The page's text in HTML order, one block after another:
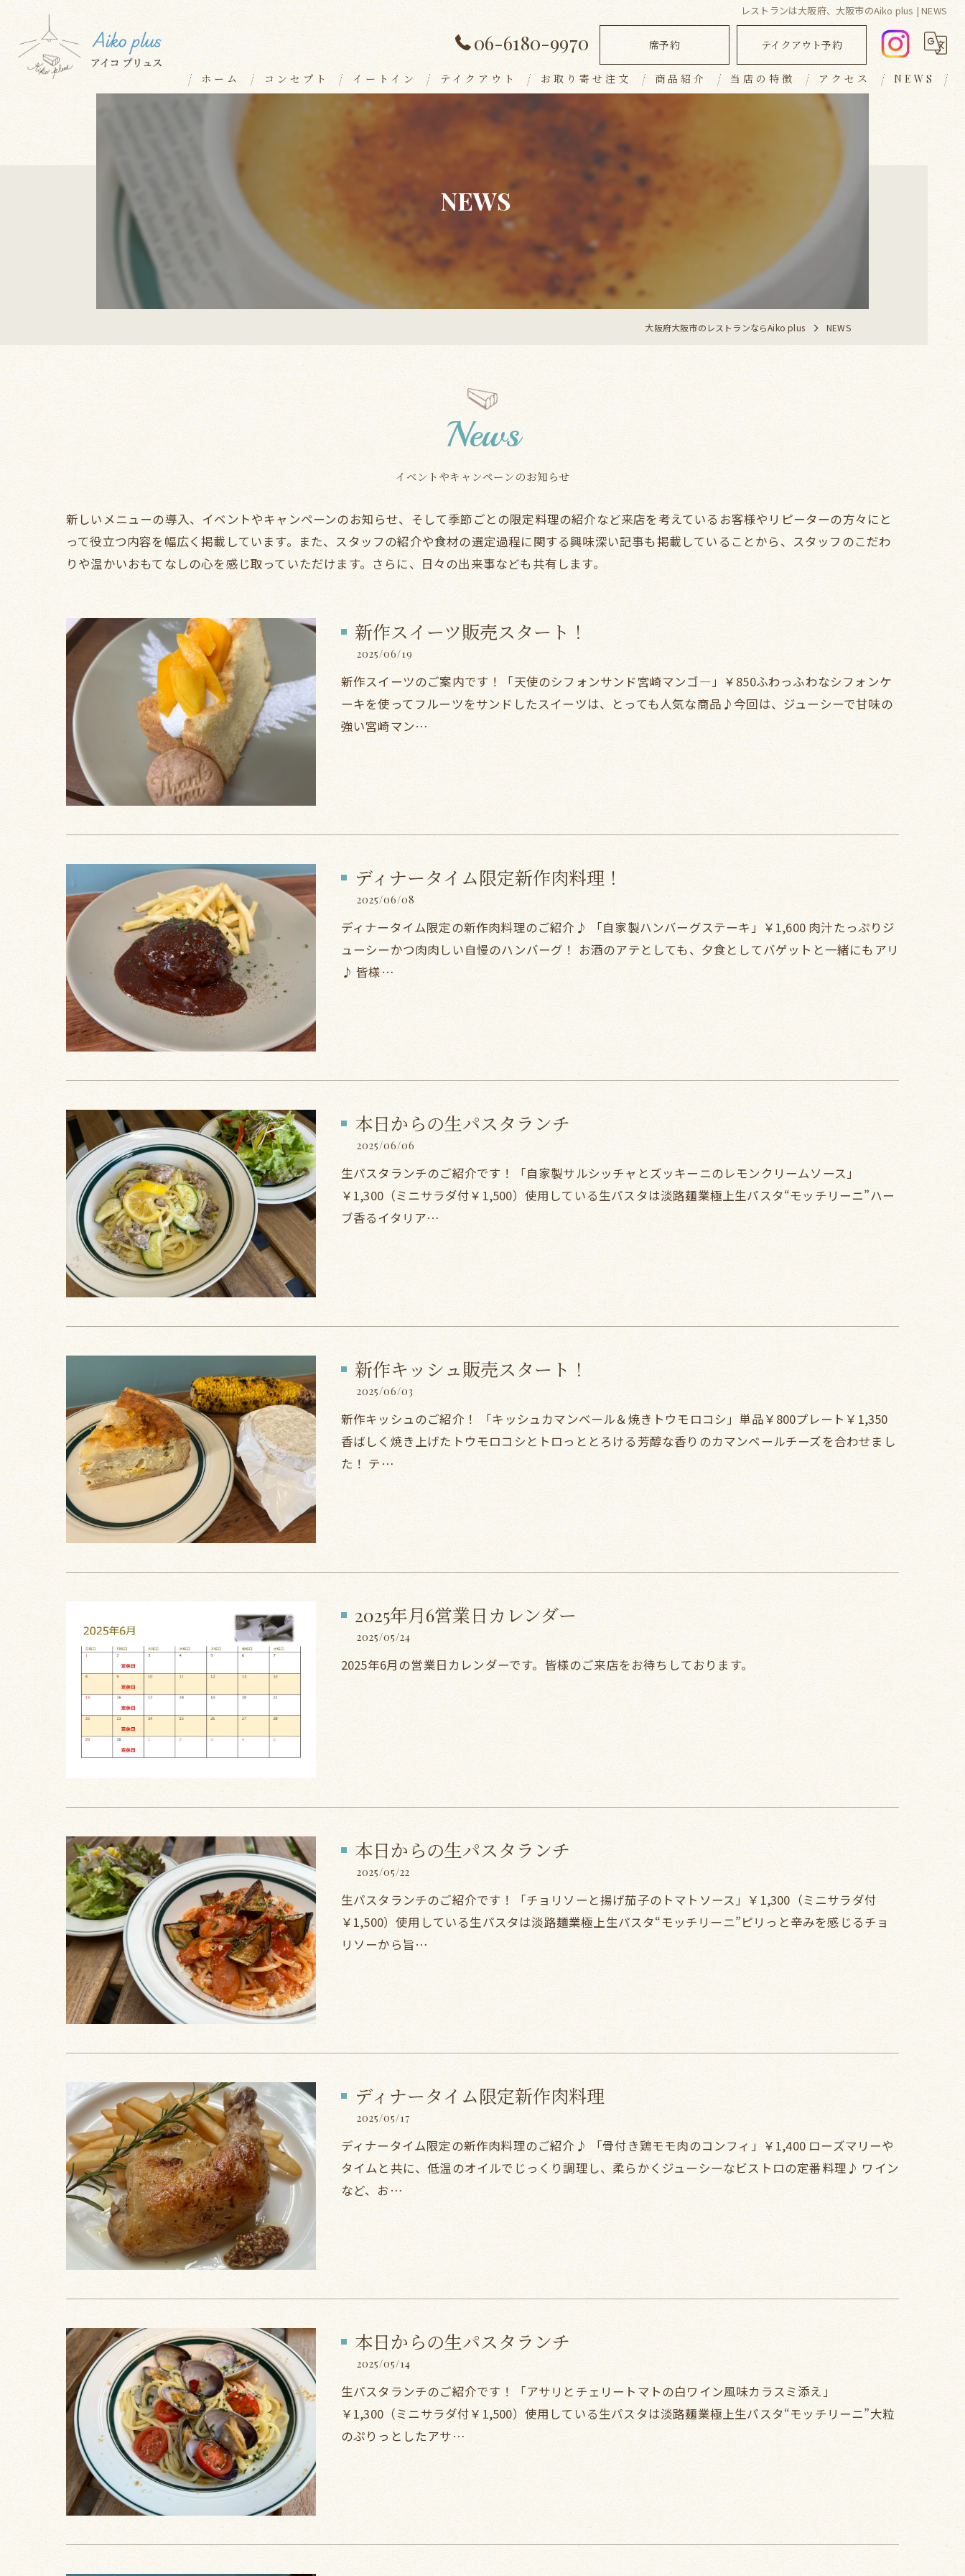
レストランは大阪府、大阪市のAiko plus | NEWS
06-6180-9970 席予約 テイクアウト予約
ホーム コンセプト イートイン
パーティープラン
テイクアウト お取り寄せ注文 商品紹介 当店の特徴 アクセス NEWS
NEWS
大阪府大阪市のレストランならAiko plus NEWS
News
イベントやキャンペーンのお知らせ
新しいメニューの導入、イベントやキャンペーンのお知らせ、そして季節ごとの限定料理の紹介など来店を考えているお客様やリピーターの方々にと
って役立つ内容を幅広く掲載しています。また、スタッフの紹介や食材の選定過程に関する興味深い記事も掲載していることから、スタッフのこだわ
りや温かいおもてなしの心を感じ取っていただけます。さらに、日々の出来事なども共有します。
新作スイーツ販売スタート！
2025/06/19
新作スイーツのご案内です！「天使のシフォンサンド宮崎マンゴ―」￥850ふわっふわなシフォンケ
ーキを使ってフルーツをサンドしたスイーツは、とっても人気な商品♪今回は、ジューシーで甘味の
強い宮崎マン…
ディナータイム限定新作肉料理！
2025/06/08
ディナータイム限定の新作肉料理のご紹介♪ 「自家製ハンバーグステーキ」￥1,600 肉汁たっぷりジ
ューシーかつ肉肉しい自慢のハンバーグ！ お酒のアテとしても、夕食としてバゲットと一緒にもアリ
♪ 皆様…
本日からの生パスタランチ
2025/06/06
生パスタランチのご紹介です！「自家製サルシッチャとズッキーニのレモンクリームソース」
￥1,300（ミニサラダ付￥1,500）使用している生パスタは淡路麺業極上生パスタ“モッチリーニ”ハー
ブ香るイタリア…
新作キッシュ販売スタート！
2025/06/03
新作キッシュのご紹介！ 「キッシュカマンベール＆焼きトウモロコシ」単品￥800プレート￥1,350
香ばしく焼き上げたトウモロコシとトロっととろける芳醇な香りのカマンベールチーズを合わせまし
た！ テ…
2025年月6営業日カレンダー
2025/05/24
2025年6月の営業日カレンダーです。皆様のご来店をお待ちしております。
本日からの生パスタランチ
2025/05/22
生パスタランチのご紹介です！「チョリソーと揚げ茄子のトマトソース」￥1,300（ミニサラダ付
￥1,500）使用している生パスタは淡路麺業極上生パスタ“モッチリーニ”ピリっと辛みを感じるチョ
リソーから旨…
ディナータイム限定新作肉料理
2025/05/17
ディナータイム限定の新作肉料理のご紹介♪ 「骨付き鶏モモ肉のコンフィ」￥1,400 ローズマリーや
タイムと共に、低温のオイルでじっくり調理し、柔らかくジューシーなビストロの定番料理♪ ワイン
など、お…
本日からの生パスタランチ
2025/05/14
生パスタランチのご紹介です！「アサリとチェリートマトの白ワイン風味カラスミ添え」
￥1,300（ミニサラダ付￥1,500）使用している生パスタは淡路麺業極上生パスタ“モッチリーニ”大粒
のぷりっとしたアサ…